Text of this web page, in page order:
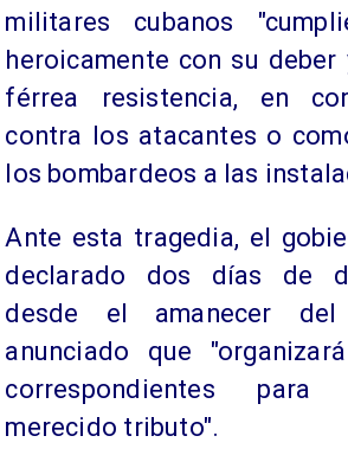
militares cubanos
heroicamente con su deber
férrea resistencia, en
contra los atacantes o
los bombardeos a las
Ante esta tragedia, el
declarado dos días de
desde el amanecer
anunciado que
correspondientes
merecido tributo".